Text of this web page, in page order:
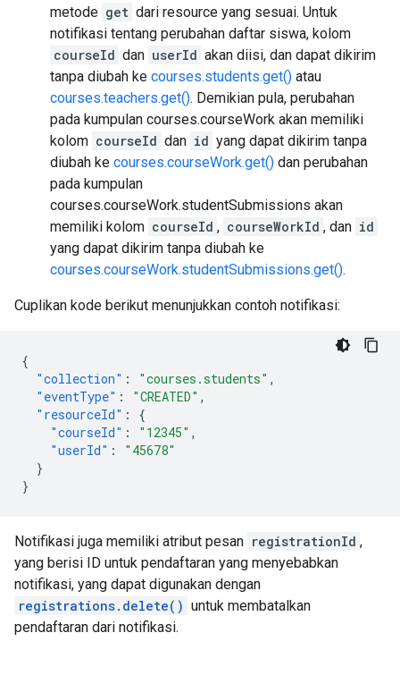
metode get dari resource yang sesuai. Untuk
notifikasi tentang perubahan daftar siswa, kolom
courseId dan userId akan diisi, dan dapat dikirim
tanpa diubah ke courses.students.get() atau
courses.teachers.get(). Demikian pula, perubahan
pada kumpulan courses.courseWork akan memiliki
kolom courseId dan id yang dapat dikirim tanpa
diubah ke courses.courseWork.get() dan perubahan
pada kumpulan
courses.courseWork.studentSubmissions akan
memiliki kolom courseId , courseWorkId , dan id
yang dapat dikirim tanpa diubah ke
courses.courseWork.studentSubmissions.get().
Cuplikan kode berikut menunjukkan contoh notifikasi:
{
"collection" : "courses.students" ,
"eventType" : "CREATED" ,
"resourceId" :
{
"courseId" : "12345" ,
"userId" :
"45678"
}
}
Notifikasi juga memiliki atribut pesan registrationId ,
yang berisi ID untuk pendaftaran yang menyebabkan
notifikasi, yang dapat digunakan dengan
registrations.delete() untuk membatalkan
pendaftaran dari notifikasi.